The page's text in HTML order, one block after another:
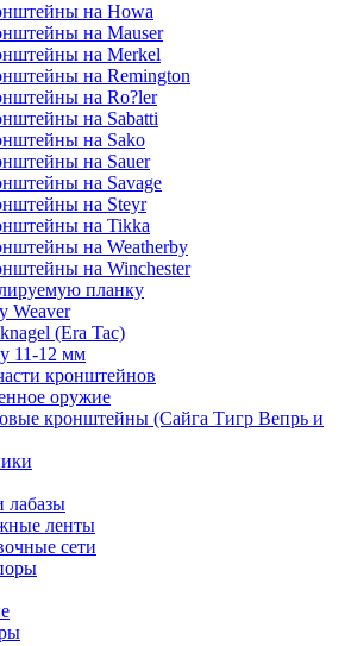
на Howa
на Mauser
на Merkel
на Remington
на Ro?ler
на Sabatti
на Sako
на Sauer
на Savage
на Steyr
на Tikka
на Weatherby
на Winchester
планку
Weaver
(Era Tac)
11-12 мм
кронштейнов
оружие
кронштейны (Сайга Тигр Вепрь и
лабазы
ленты
сети